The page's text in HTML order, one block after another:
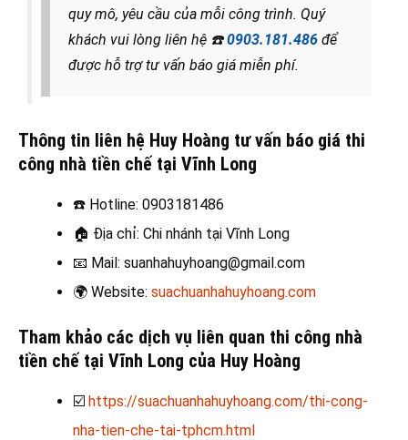
quy mô, yêu cầu của mỗi công trình. Quý
khách vui lòng liên hệ ☎️0903.181.486 để
được hỗ trợ tư vấn báo giá miễn phí.
Thông tin liên hệ Huy Hoàng tư vấn báo giá thi
công nhà tiền chế tại Vĩnh Long
☎️ Hotline: 0903181486
🏠 Địa chỉ: Chi nhánh tại Vĩnh Long
📧 Mail: suanhahuyhoang@gmail.com
🌍 Website: suachuanhahuyhoang.com
Tham khảo các dịch vụ liên quan thi công nhà
tiền chế tại Vĩnh Long của Huy Hoàng
☑️ https://suachuanhahuyhoang.com/thi-cong-
nha-tien-che-tai-tphcm.html